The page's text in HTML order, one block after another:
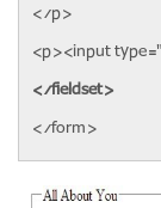
</p>
<p><input
</fieldset>
</form>